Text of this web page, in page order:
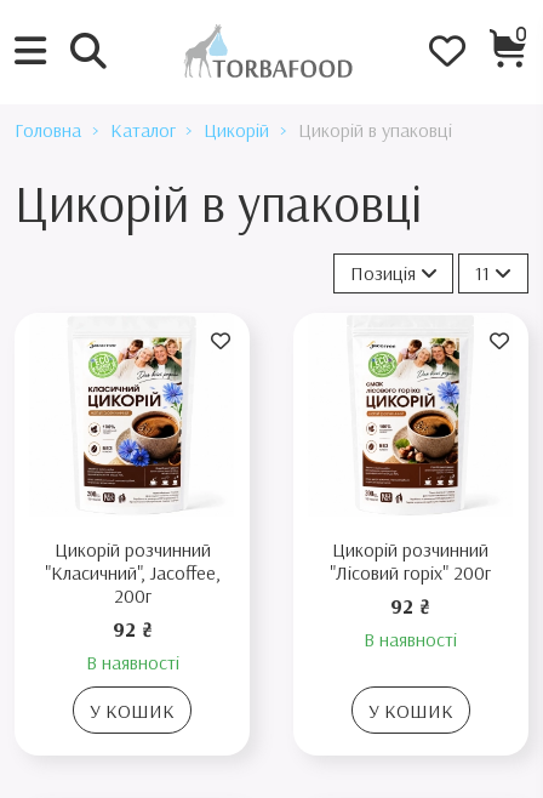
0
Головна Каталог Цикорій Цикорій в упаковці
Цикорій в упаковці
Позиція 11
Цикорій розчинний
"Класичний", Jacoffee,
200г
92 ₴
В наявності
У КОШИК
Цикорій розчинний
"Лісовий горіх" 200г
92 ₴
В наявності
У КОШИК